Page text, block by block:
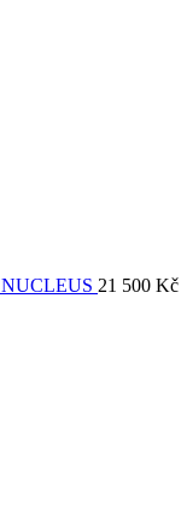
NUCLEUS 21 500 Kč